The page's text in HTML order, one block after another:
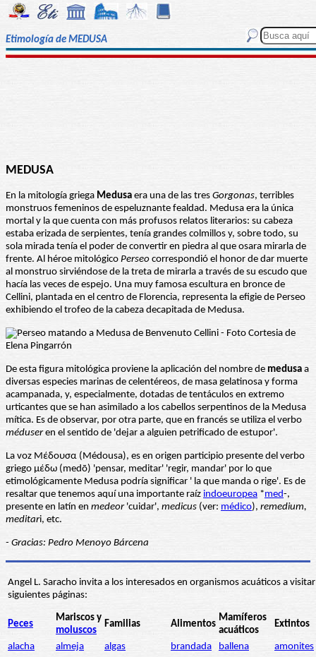
Etimología de MEDUSA
MEDUSA
En la mitología griega Medusa era una de las tres Gorgonas, terribles
monstruos femeninos de espeluznante fealdad. Medusa era la única
mortal y la que cuenta con más profusos relatos literarios: su cabeza
estaba erizada de serpientes, tenía grandes colmillos y, sobre todo, su
sola mirada tenía el poder de convertir en piedra al que osara mirarla de
frente. Al héroe mitológico Perseo correspondió el honor de dar muerte
al monstruo sirviéndose de la treta de mirarla a través de su escudo que
hacía las veces de espejo. Una muy famosa escultura en bronce de
Cellini, plantada en el centro de Florencia, representa la efigie de Perseo
exhibiendo el trofeo de la cabeza decapitada de Medusa.
De esta figura mitológica proviene la aplicación del nombre de medusa a
diversas especies marinas de celentéreos, de masa gelatinosa y forma
acampanada, y, especialmente, dotadas de tentáculos en extremo
urticantes que se han asimilado a los cabellos serpentinos de la Medusa
mítica. Es de observar, por otra parte, que en francés se utiliza el verbo
méduseren el sentido de 'dejar a alguien petrificado de estupor'.
La voz Μέδουσα (Médousa), es en origen participio presente del verbo
griego μέδω (medō) 'pensar, meditar' 'regir, mandar' por lo que
etimológicamente Medusa podría significar ' la que manda o rige'. Es de
resaltar que tenemos aquí una importante raíz indoeuropea *med-,
presente en latín en medeor'cuidar', medicus (ver: médico), remedium,
meditari, etc.
- Gracias: Pedro Menoyo Bárcena
Angel L. Saracho invita a los interesados en organismos acuáticos a
siguientes páginas:
Peces
Mariscos y
moluscos
Familias Alimentos
Mamíferos
acuáticos
Extintos
alacha almeja algas brandada ballena
amonites